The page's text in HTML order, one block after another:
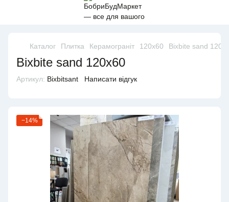
Каталог Плитка Керамограніт 120х60 Bixbite sand
Bixbite sand 120x60
Артикул: Bixbitsant Написати відгук
−14%